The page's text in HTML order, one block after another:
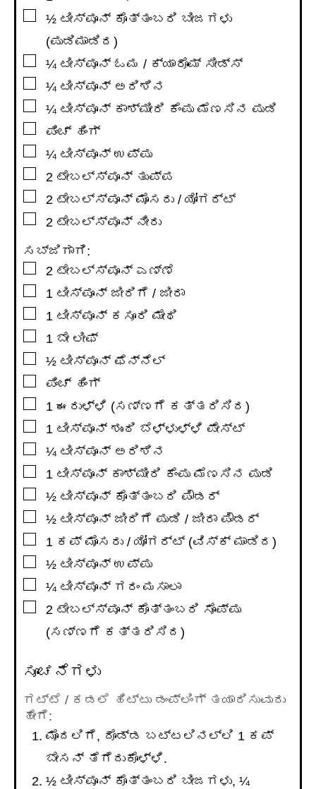
▢½ ಟೀಸ್ಪೂನ್ ಕೊತ್ತಂಬರಿ ಬೀಜಗಳು
(ಪುಡಿಮಾಡಿದ)
▢¼ ಟೀಸ್ಪೂನ್ ಓಮ / ಕ್ಯಾರೊಮ್ ಸೀಡ್ಸ್
▢¼ ಟೀಸ್ಪೂನ್ ಅರಿಶಿನ
▢¼ ಟೀಸ್ಪೂನ್ ಕಾಶ್ಮೀರಿ ಕೆಂಪು ಮೆಣಸಿನ ಪುಡಿ
▢ಪಿಂಚ್ ಹಿಂಗ್
▢¼ ಟೀಸ್ಪೂನ್ ಉಪ್ಪು
▢2 ಟೇಬಲ್ಸ್ಪೂನ್ ತುಪ್ಪ
▢2 ಟೇಬಲ್ಸ್ಪೂನ್ ಮೊಸರು / ಯೋಗರ್ಟ್
▢2 ಟೇಬಲ್ಸ್ಪೂನ್ ನೀರು
ಸಬ್ಜಿಗಾಗಿ:
▢2 ಟೇಬಲ್ಸ್ಪೂನ್ ಎಣ್ಣೆ
▢1 ಟೀಸ್ಪೂನ್ ಜೀರಿಗೆ / ಜೀರಾ
▢1 ಟೀಸ್ಪೂನ್ ಕಸೂರಿ ಮೇಥಿ
▢1 ಬೇ ಲೀಫ್
▢½ ಟೀಸ್ಪೂನ್ ಫೆನ್ನೆಲ್
▢ಪಿಂಚ್ ಹಿಂಗ್
▢1 ಈರುಳ್ಳಿ (ಸಣ್ಣಗೆ ಕತ್ತರಿಸಿದ)
▢1 ಟೀಸ್ಪೂನ್ ಶುಂಠಿ ಬೆಳ್ಳುಳ್ಳಿ ಪೇಸ್ಟ್
▢¼ ಟೀಸ್ಪೂನ್ ಅರಿಶಿನ
▢1 ಟೀಸ್ಪೂನ್ ಕಾಶ್ಮೀರಿ ಕೆಂಪು ಮೆಣಸಿನ ಪುಡಿ
▢½ ಟೀಸ್ಪೂನ್ ಕೊತ್ತಂಬರಿ ಪೌಡರ್
▢½ ಟೀಸ್ಪೂನ್ ಜೀರಿಗೆ ಪುಡಿ / ಜೀರಾ ಪೌಡರ್
▢1 ಕಪ್ ಮೊಸರು / ಯೋಗರ್ಟ್ (ವಿಸ್ಕ್ ಮಾಡಿದ)
▢½ ಟೀಸ್ಪೂನ್ ಉಪ್ಪು
▢¼ ಟೀಸ್ಪೂನ್ ಗರಂ ಮಸಾಲಾ
▢2 ಟೇಬಲ್ಸ್ಪೂನ್ ಕೊತ್ತಂಬರಿ ಸೊಪ್ಪು
(ಸಣ್ಣಗೆ ಕತ್ತರಿಸಿದ)
ಸೂಚನೆಗಳು
ಗಟ್ಟೆ / ಕಡಲೆ ಹಿಟ್ಟು ಡಂಪ್ಲಿಂಗ್ ತಯಾರಿಸುವುದು
ಹೇಗೆ:
ಮೊದಲಿಗೆ, ದೊಡ್ಡ ಬಟ್ಟಲಿನಲ್ಲಿ 1 ಕಪ್
ಬೇಸನ್ ತೆಗೆದುಕೊಳ್ಳಿ.
½ ಟೀಸ್ಪೂನ್ ಕೊತ್ತಂಬರಿ ಬೀಜಗಳು, ¼